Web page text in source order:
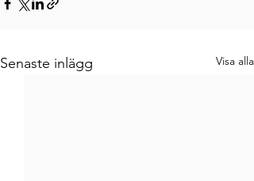
Senaste inlägg Visa alla